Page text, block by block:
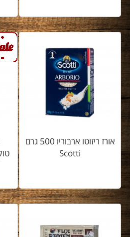
אורז ריזוטו ארבוריו 500 גרם
Scotti